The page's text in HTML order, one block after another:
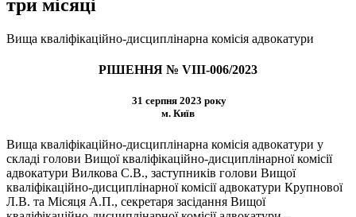
три місяці
Вища кваліфікаційно-дисциплінарна комісія адвокатури
РІШЕННЯ № VIІІ-006/2023
31 серпня 2023 року
м. Київ
Вища кваліфікаційно-дисциплінарна комісія адвокатури у
складі голови Вищої кваліфікаційно-дисциплінарної комісії
адвокатури Вилкова С.В., заступників голови Вищої
кваліфікаційно-дисциплінарної комісії адвокатури Крупнової
Л.В. та Місяця А.П., секретаря засідання Вищої